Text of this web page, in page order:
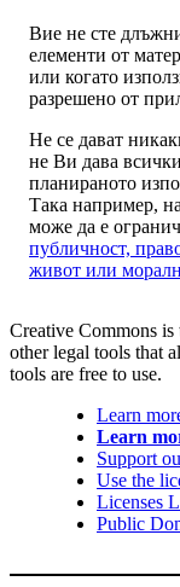
Вие не сте
елементи от
или когато
разрешено от
Не се дават
не Ви дава
планираното
Така например,
може да е
публичност,
живот или
Creative Commons is
other legal tools that
tools are free to use.
Learn
Learn
Support
Use the
Licenses
Public